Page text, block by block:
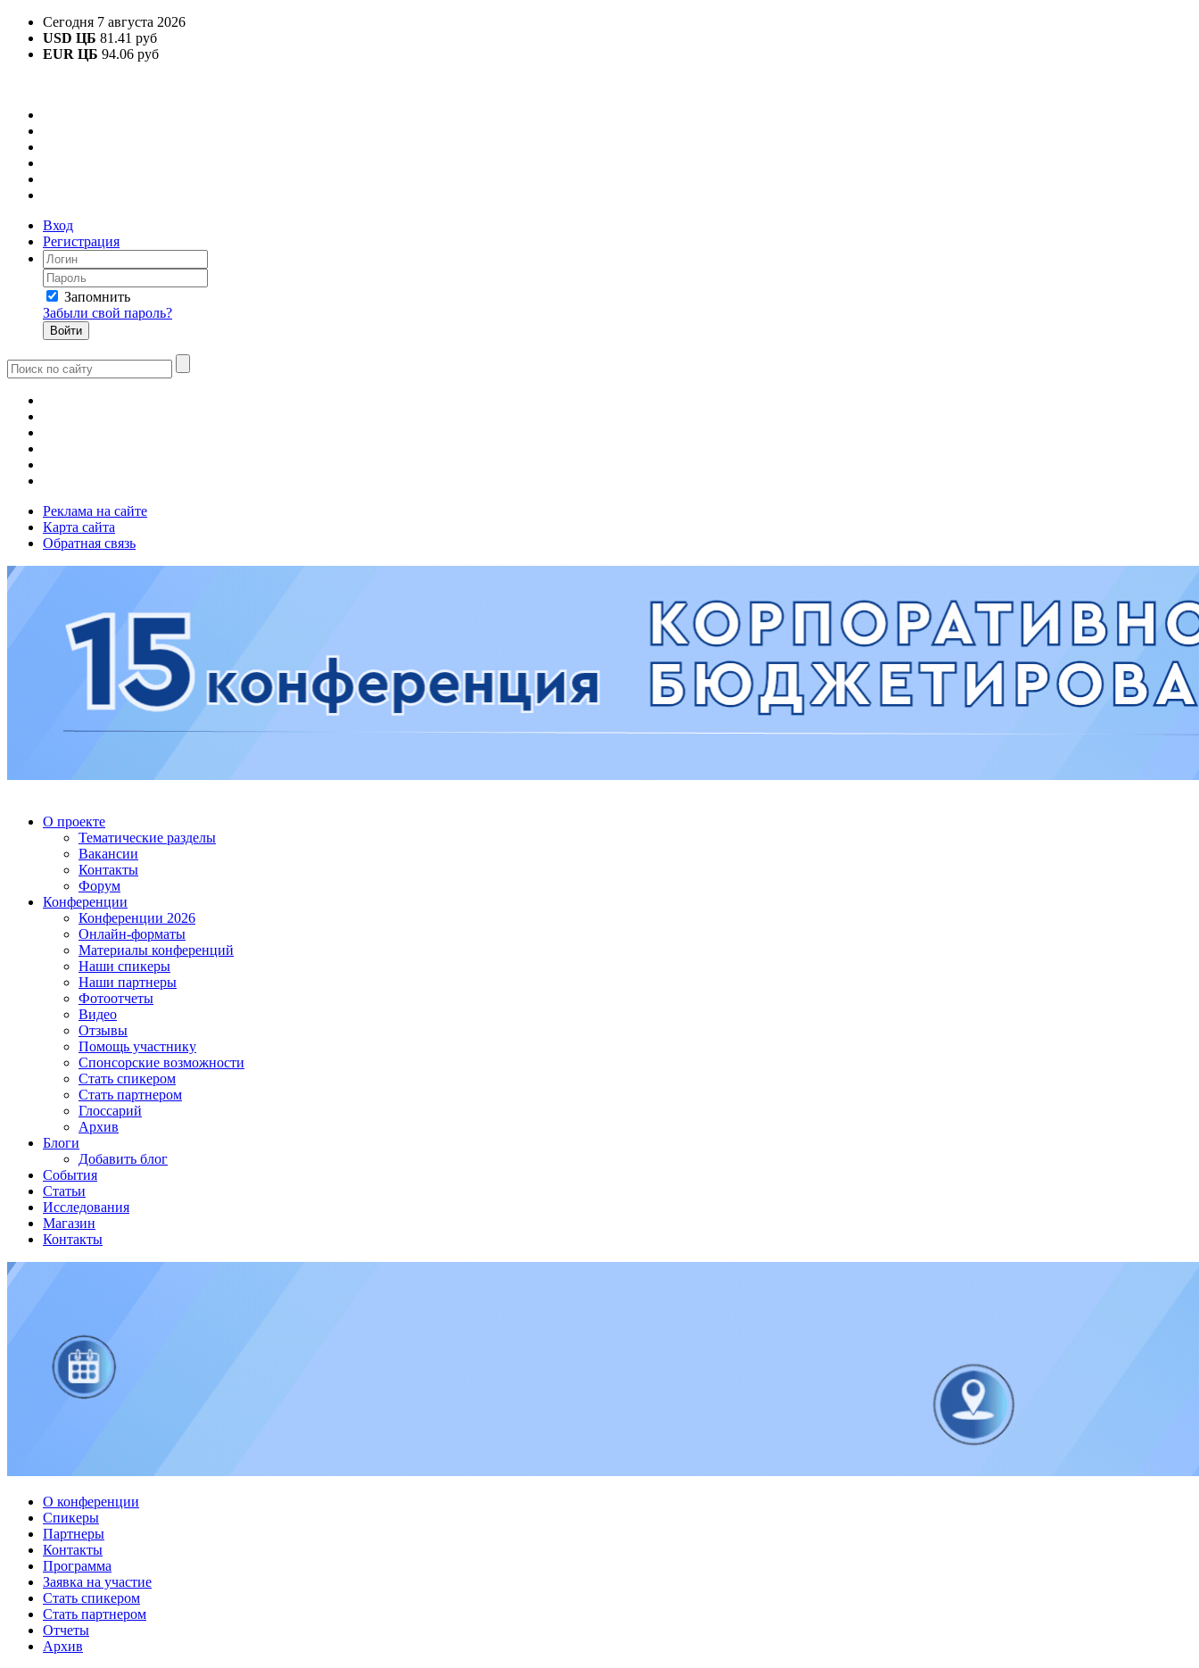
Сегодня 7 августа 2026
USD ЦБ 81.41 руб
EUR ЦБ 94.06 руб
Вход
Регистрация
Запомнить
Забыли свой пароль?
Реклама на сайте
Карта сайта
Обратная связь
О проекте
Тематические разделы
Вакансии
Контакты
Форум
Конференции
Конференции 2026
Онлайн-форматы
Материалы конференций
Наши спикеры
Наши партнеры
Фотоотчеты
Видео
Отзывы
Помощь участнику
Спонсорские возможности
Стать спикером
Стать партнером
Глоссарий
Архив
Блоги
Добавить блог
События
Статьи
Исследования
Магазин
Контакты
О конференции
Спикеры
Партнеры
Контакты
Программа
Заявка на участие
Стать спикером
Стать партнером
Отчеты
Архив